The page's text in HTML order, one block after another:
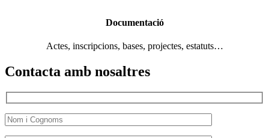
Documentació
Actes, inscripcions, bases, projectes, estatuts…
Contacta amb nosaltres